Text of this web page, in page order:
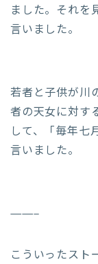
ました。それを
言いました。
若者と子供が川
者の天女に対す
して、「毎年七
言いました。
——–
こういったスト